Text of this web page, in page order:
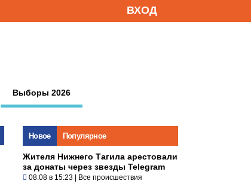
ВХОД
Выборы 2026
Новое Популярное
Жителя Нижнего Тагила арестовали
за донаты через звезды Telegram
08.08 в 15:23 | Все происшествия